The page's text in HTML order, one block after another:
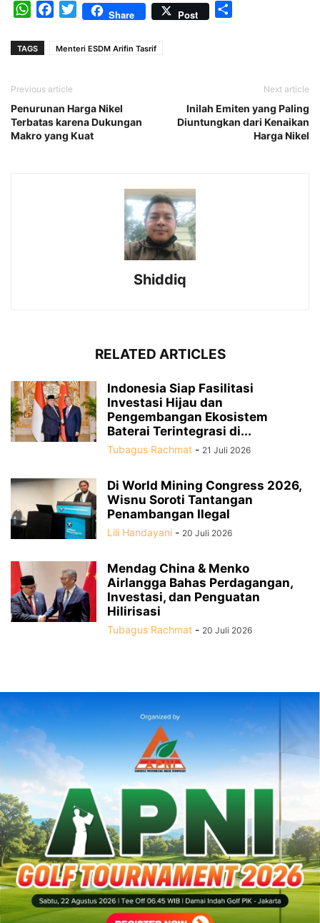
WhatsAppFacebook
TwitterShare Post
TAGS Menteri ESDM Arifin Tasrif
Previous article
Penurunan Harga Nikel
Terbatas karena Dukungan
Makro yang Kuat
Next article
Inilah Emiten yang Paling
Diuntungkan dari Kenaikan
Harga Nikel
Shiddiq
RELATED ARTICLES
Indonesia Siap Fasilitasi
Investasi Hijau dan
Pengembangan Ekosistem
Baterai Terintegrasi di...
Tubagus Rachmat - 21 Juli 2026
Di World Mining Congress 2026,
Wisnu Soroti Tantangan
Penambangan Ilegal
Lili Handayani - 20 Juli 2026
Mendag China & Menko
Airlangga Bahas Perdagangan,
Investasi, dan Penguatan
Hilirisasi
Tubagus Rachmat - 20 Juli 2026